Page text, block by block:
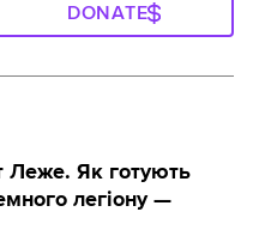
DONATE
Леже. Як готують
легіону —